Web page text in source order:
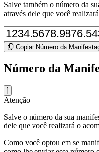
Salve também o número da
através dele que você
Copiar Número da
Número da
Atenção
Salve o número da sua
dele que você realizará o
Como você optou em se